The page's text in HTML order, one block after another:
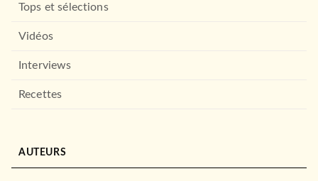
Tops et sélections
Vidéos
Interviews
Recettes
AUTEURS